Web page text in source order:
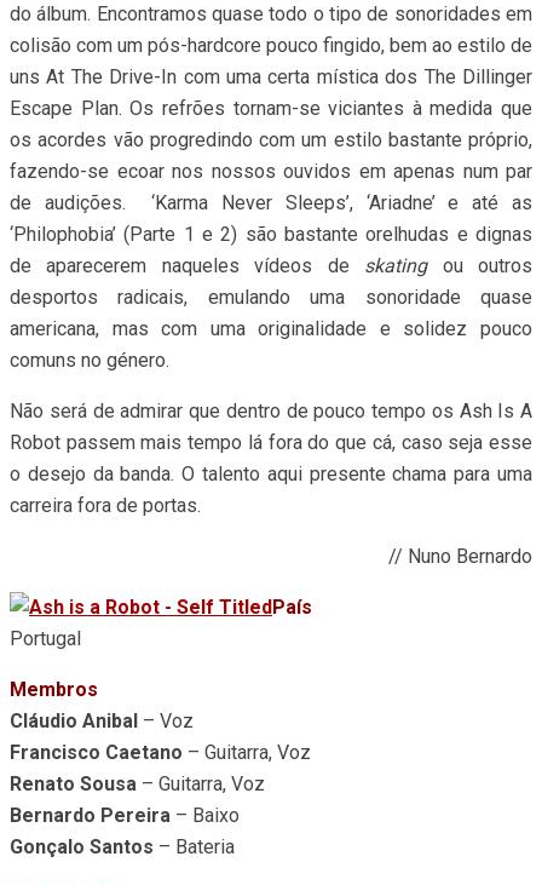
do álbum. Encontramos quase todo o tipo de sonoridades em
colisão com um pós-hardcore pouco fingido, bem ao estilo de
uns At The Drive-In com uma certa mística dos The Dillinger
Escape Plan. Os refrões tornam-se viciantes à medida que
os acordes vão progredindo com um estilo bastante próprio,
fazendo-se ecoar nos nossos ouvidos em apenas num par
de audições. ‘Karma Never Sleeps’, ‘Ariadne’ e até as
‘Philophobia’ (Parte 1 e 2) são bastante orelhudas e dignas
de aparecerem naqueles vídeos de skatingou outros
desportos radicais, emulando uma sonoridade quase
americana, mas com uma originalidade e solidez pouco
comuns no género.
Não será de admirar que dentro de pouco tempo os Ash Is A
Robot passem mais tempo lá fora do que cá, caso seja esse
o desejo da banda. O talento aqui presente chama para uma
carreira fora de portas.
// Nuno Bernardo
País
Portugal
Membros
Cláudio Anibal – Voz
Francisco Caetano – Guitarra, Voz
Renato Sousa – Guitarra, Voz
Bernardo Pereira – Baixo
Gonçalo Santos – Bateria